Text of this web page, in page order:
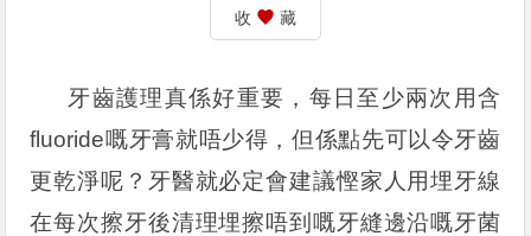
收 藏
牙齒護理真係好重要，每日至少兩次用含
fluoride嘅牙膏就唔少得，但係點先可以令牙齒
更乾淨呢？牙醫就必定會建議慳家人用埋牙線
在每次擦牙後清理埋擦唔到嘅牙縫邊沿嘅牙菌